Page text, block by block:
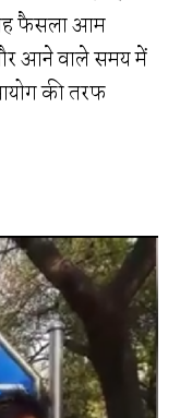
यह फैसला आम
आने वाले समय में
की तरफ